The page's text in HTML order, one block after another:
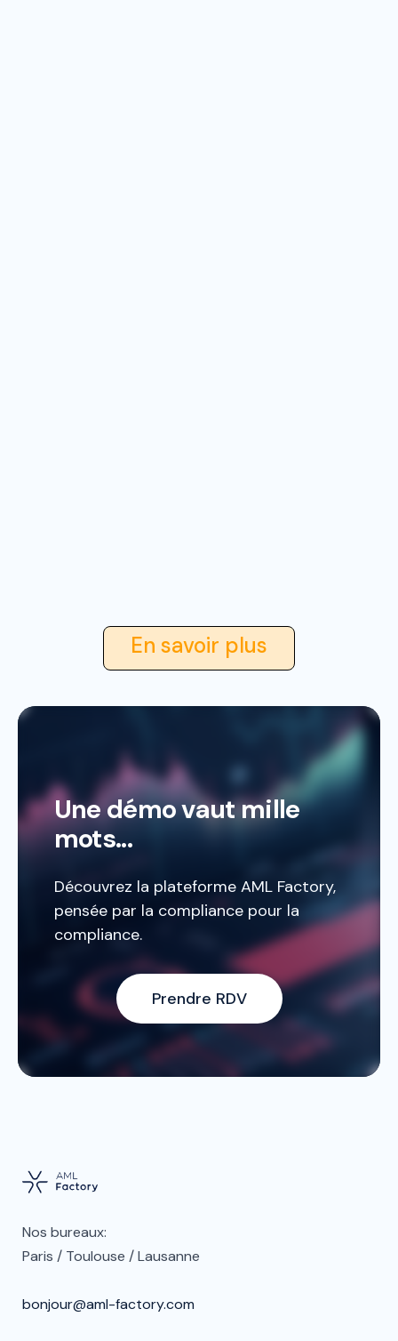
En savoir plus
Une démo vaut mille
mots...
Découvrez la plateforme AML Factory,
pensée par la compliance pour la
compliance.
Prendre RDV
Nos bureaux:
Paris / Toulouse / Lausanne
bonjour@aml-factory.com